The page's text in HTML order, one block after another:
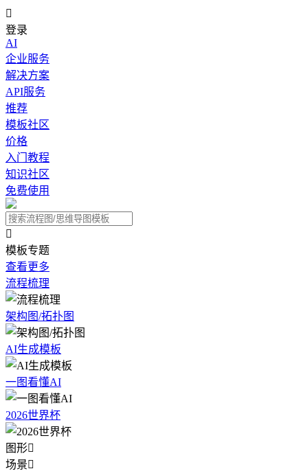

登录
AI
企业服务
解决方案
API服务
推荐
模板社区
价格
入门教程
知识社区
免费使用

模板专题
查看更多
流程梳理
架构图/拓扑图
AI生成模板
一图看懂AI
2026世界杯
图形
场景